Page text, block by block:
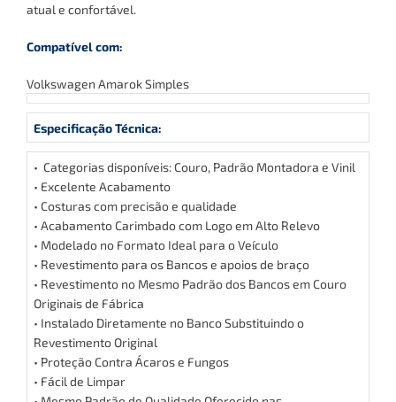
atual e confortável.
Compatível com:
Volkswagen Amarok Simples
Especificação Técnica:
• Categorias disponíveis: Couro, Padrão Montadora e Vinil
• Excelente Acabamento
• Costuras com precisão e qualidade
• Acabamento Carimbado com Logo em Alto Relevo
• Modelado no Formato Ideal para o Veículo
• Revestimento para os Bancos e apoios de braço
• Revestimento no Mesmo Padrão dos Bancos em Couro
Originais de Fábrica
• Instalado Diretamente no Banco Substituindo o
Revestimento Original
• Proteção Contra Ácaros e Fungos
• Fácil de Limpar